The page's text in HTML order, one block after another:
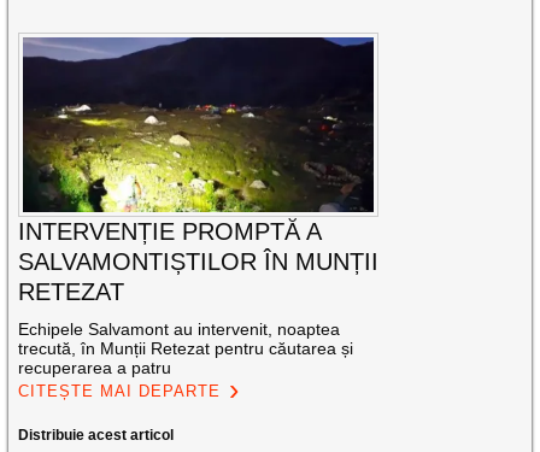
INTERVENȚIE PROMPTĂ A
SALVAMONTIȘTILOR ÎN MUNȚII
RETEZAT
Echipele Salvamont au intervenit, noaptea
trecută, în Munții Retezat pentru căutarea și
recuperarea a patru
CITEȘTE MAI DEPARTE
Distribuie acest articol